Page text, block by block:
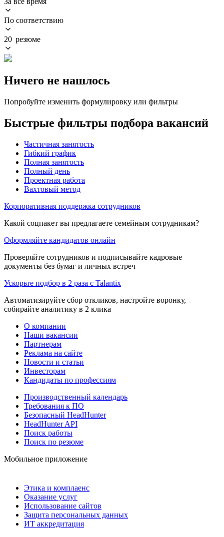
По соответствию
20 резюме
Ничего не нашлось
Попробуйте изменить формулировку или фильтры
Быстрые фильтры подбора вакансий
Частичная занятость
Гибкий график
Полная занятость
Полный день
Проектная работа
Вахтовый метод
Корпоративная поддержка сотрудников
Какой соцпакет вы предлагаете семейным сотрудникам?
Оформляйте кандидатов онлайн
Проверяйте сотрудников и подписывайте кадровые
документы без бумаг и личных встреч
Ускорьте подбор в 2 раза с Talantix
Автоматизируйте сбор откликов, настройте воронку,
собирайте аналитику в 2 клика
О компании
Наши вакансии
Партнерам
Реклама на сайте
Новости и статьи
Инвесторам
Кандидаты по профессиям
Производственный календарь
Требования к ПО
Безопасный HeadHunter
HeadHunter API
Поиск работы
Поиск по резюме
Мобильное приложение
Этика и комплаенс
Оказание услуг
Использование сайтов
Защита персональных данных
ИТ аккредитация